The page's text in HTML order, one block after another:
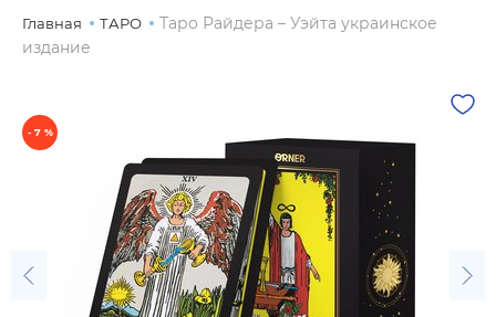
Главная ТАРО
Таро Райдера – Уэйта украинское
издание
- 7 %